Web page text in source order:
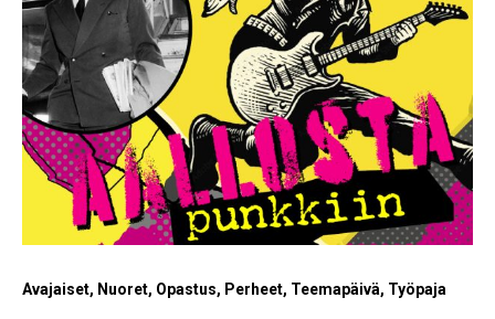
Avajaiset, Nuoret, Opastus, Perheet, Teemapäivä, Työpaja